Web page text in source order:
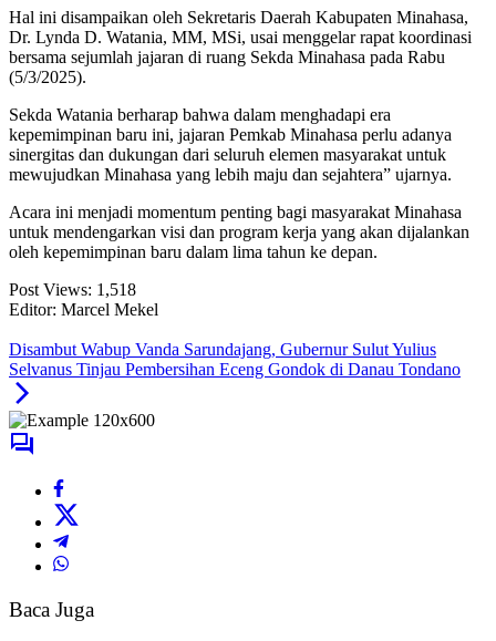
Hal ini disampaikan oleh Sekretaris Daerah Kabupaten Minahasa,
Dr. Lynda D. Watania, MM, MSi, usai menggelar rapat koordinasi
bersama sejumlah jajaran di ruang Sekda Minahasa pada Rabu
(5/3/2025).
Sekda Watania berharap bahwa dalam menghadapi era
kepemimpinan baru ini, jajaran Pemkab Minahasa perlu adanya
sinergitas dan dukungan dari seluruh elemen masyarakat untuk
mewujudkan Minahasa yang lebih maju dan sejahtera” ujarnya.
Acara ini menjadi momentum penting bagi masyarakat Minahasa
untuk mendengarkan visi dan program kerja yang akan dijalankan
oleh kepemimpinan baru dalam lima tahun ke depan.
Post Views: 1,518
Editor: Marcel Mekel
Disambut Wabup Vanda Sarundajang, Gubernur Sulut Yulius
Selvanus Tinjau Pembersihan Eceng Gondok di Danau Tondano
Baca Juga